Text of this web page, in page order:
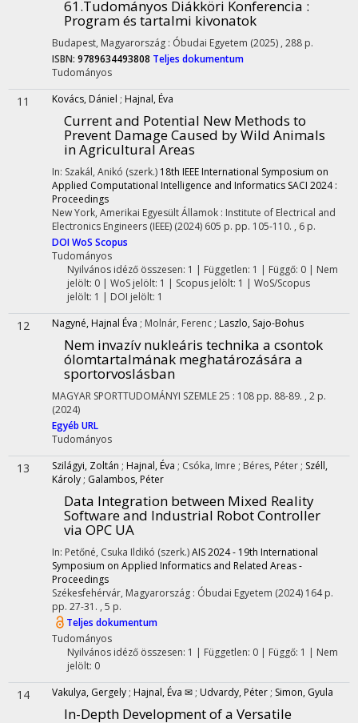
61.Tudományos Diákköri Konferencia :
Program és tartalmi kivonatok
Budapest, Magyarország : Óbudai Egyetem (2025) , 288 p.
ISBN: 9789634493808 Teljes dokumentum
Tudományos
11 Kovács, Dániel ; Hajnal, Éva
Current and Potential New Methods to
Prevent Damage Caused by Wild Animals
in Agricultural Areas
In: Szakál, Anikó (szerk.) 18th IEEE International Symposium on
Applied Computational Intelligence and Informatics SACI 2024 :
Proceedings
New York, Amerikai Egyesült Államok : Institute of Electrical and
Electronics Engineers (IEEE) (2024) 605 p. pp. 105-110. , 6 p.
DOIWoS Scopus
Tudományos
Nyilvános idéző összesen: 1 | Független: 1 | Függő: 0 | Nem
jelölt: 0 | WoS jelölt: 1 | Scopus jelölt: 1 | WoS/Scopus
jelölt: 1 | DOI jelölt: 1
12 Nagyné, Hajnal Éva ; Molnár, Ferenc ; Laszlo, Sajo-Bohus
Nem invazív nukleáris technika a csontok
ólomtartalmának meghatározására a
sportorvoslásban
MAGYAR SPORTTUDOMÁNYI SZEMLE25 : 108 pp. 88-89. , 2 p.
(2024)
Egyéb URL
Tudományos
13 Szilágyi, Zoltán ; Hajnal, Éva ; Csóka, Imre ; Béres, Péter ; Széll,
Károly ; Galambos, Péter
Data Integration between Mixed Reality
Software and Industrial Robot Controller
via OPC UA
In: Petőné, Csuka Ildikó (szerk.)AIS 2024 - 19th International
Symposium on Applied Informatics and Related Areas -
Proceedings
Székesfehérvár, Magyarország : Óbudai Egyetem (2024) 164 p.
pp. 27-31. , 5 p.
Teljes dokumentum
Tudományos
Nyilvános idéző összesen: 1 | Független: 0 | Függő: 1 | Nem
jelölt: 0
14 Vakulya, Gergely ; Hajnal, Éva ✉ ; Udvardy, Péter ; Simon, Gyula
In-Depth Development of a Versatile